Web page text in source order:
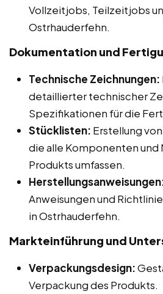
Vollzeitjobs, Teilzeitjobs
Ostrhauderfehn.
Dokumentation und
Technische Zeichnungen:
detaillierter technischer
Spezifikationen für die
Stücklisten: Erstellung
die alle Komponenten und
Produkts umfassen.
Anweisungen und
in Ostrhauderfehn.
Markteinführung und
Verpackungsdesign:
Verpackung des Produkts.